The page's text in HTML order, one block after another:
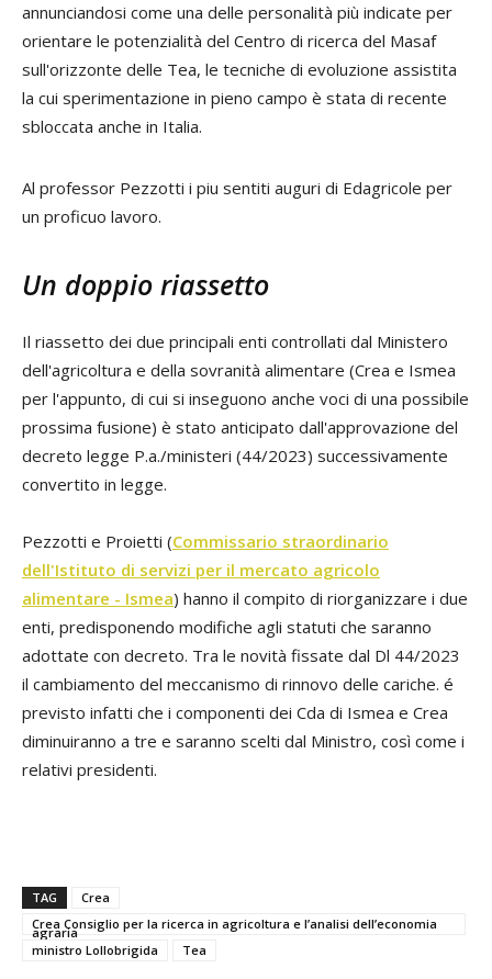
annunciandosi come una delle personalità più indicate per
orientare le potenzialità del Centro di ricerca del Masaf
sull'orizzonte delle Tea, le tecniche di evoluzione assistita
la cui sperimentazione in pieno campo è stata di recente
sbloccata anche in Italia.
Al professor Pezzotti i piu sentiti auguri di Edagricole per
un proficuo lavoro.
Un doppio riassetto
Il riassetto dei due principali enti controllati dal Ministero
dell'agricoltura e della sovranità alimentare (Crea e Ismea
per l'appunto, di cui si inseguono anche voci di una possibile
prossima fusione) è stato anticipato dall'approvazione del
decreto legge P.a./ministeri (44/2023) successivamente
convertito in legge.
Pezzotti e Proietti (Commissario straordinario
dell'Istituto di servizi per il mercato agricolo
alimentare - Ismea) hanno il compito di riorganizzare i due
enti, predisponendo modifiche agli statuti che saranno
adottate con decreto. Tra le novità fissate dal Dl 44/2023
il cambiamento del meccanismo di rinnovo delle cariche. é
previsto infatti che i componenti dei Cda di Ismea e Crea
diminuiranno a tre e saranno scelti dal Ministro, così come i
relativi presidenti.
TAG
Crea
Crea Consiglio per la ricerca in agricoltura e l’analisi dell’economia
agraria
ministro Lollobrigida
Tea